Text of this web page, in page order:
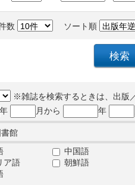
数 ソート順
※雑誌を検索するときは、出版
年
月から 年
館
中国語
ア語
朝鮮語